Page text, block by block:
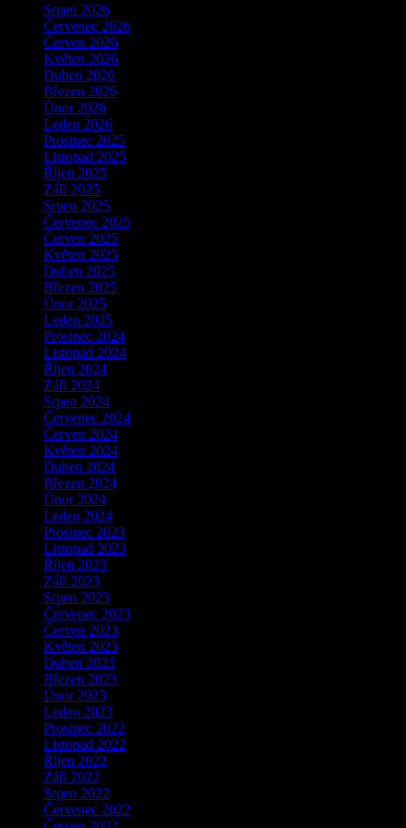
Srpen 2026
Červenec 2026
Červen 2026
Květen 2026
Duben 2026
Březen 2026
Únor 2026
Leden 2026
Prosinec 2025
Listopad 2025
Říjen 2025
Září 2025
Srpen 2025
Červenec 2025
Červen 2025
Květen 2025
Duben 2025
Březen 2025
Únor 2025
Leden 2025
Prosinec 2024
Listopad 2024
Říjen 2024
Září 2024
Srpen 2024
Červenec 2024
Červen 2024
Květen 2024
Duben 2024
Březen 2024
Únor 2024
Leden 2024
Prosinec 2023
Listopad 2023
Říjen 2023
Září 2023
Srpen 2023
Červenec 2023
Červen 2023
Květen 2023
Duben 2023
Březen 2023
Únor 2023
Leden 2023
Prosinec 2022
Listopad 2022
Říjen 2022
Září 2022
Srpen 2022
Červenec 2022